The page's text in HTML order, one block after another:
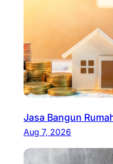
Jasa Bangun
Aug 7, 2026